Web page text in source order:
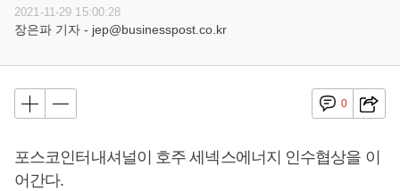
2021-11-29 15:00:28
장은파 기자 - jep@businesspost.co.kr
0
포스코인터내셔널이 호주 세넥스에너지 인수협상을 이
어간다.